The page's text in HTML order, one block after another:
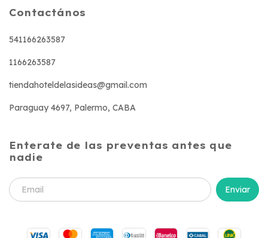
Contactános
541166263587
1166263587
tiendahoteldelasideas@gmail.com
Paraguay 4697, Palermo, CABA
Enterate de las preventas antes que
nadie